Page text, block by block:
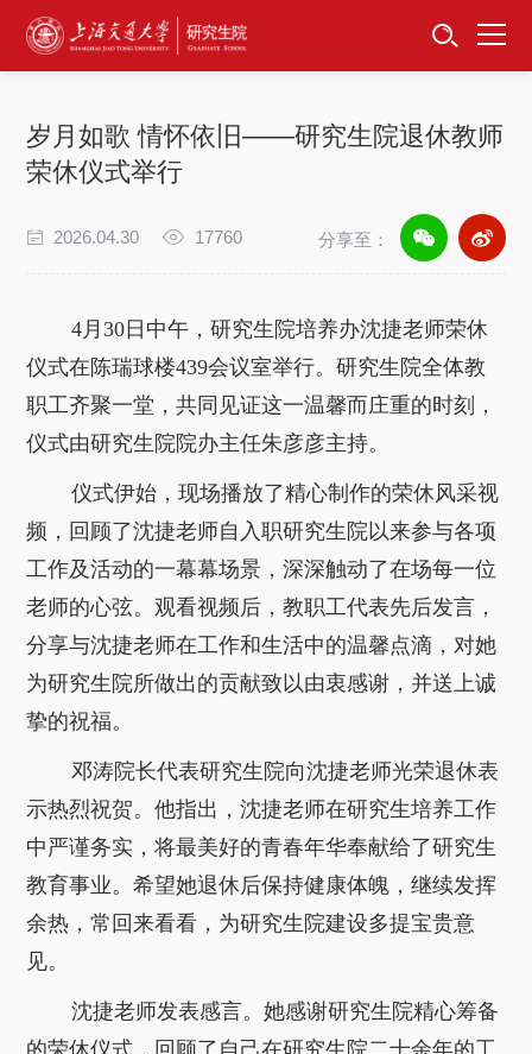
首页
招生工作
卓越工程师
专项工作
信息公开
关于我们
选择身份
信息系统
下载中心
岁月如歌 情怀依旧——研究生院退休教师
荣休仪式举行
2026.04.30 17760 分享至：
4月30日中午，研究生院培养办沈捷老师荣休
仪式在陈瑞球楼439会议室举行。研究生院全体教
职工齐聚一堂，共同见证这一温馨而庄重的时刻，
仪式由研究生院院办主任朱彦彦主持。
仪式伊始，现场播放了精心制作的荣休风采视
频，回顾了沈捷老师自入职研究生院以来参与各项
工作及活动的一幕幕场景，深深触动了在场每一位
老师的心弦。观看视频后，教职工代表先后发言，
分享与沈捷老师在工作和生活中的温馨点滴，对她
为研究生院所做出的贡献致以由衷感谢，并送上诚
挚的祝福。
邓涛院长代表研究生院向沈捷老师光荣退休表
示热烈祝贺。他指出，沈捷老师在研究生培养工作
中严谨务实，将最美好的青春年华奉献给了研究生
教育事业。希望她退休后保持健康体魄，继续发挥
余热，常回来看看，为研究生院建设多提宝贵意
见。
沈捷老师发表感言。她感谢研究生院精心筹备
的荣休仪式，回顾了自己在研究生院二十余年的工